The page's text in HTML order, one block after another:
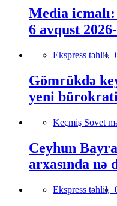
Media
6 avqust
Ekspress təhlil,
Gömrükdə
yeni
Keçmiş Sovet
Ceyhun
arxasında nə
Ekspress təhlil,